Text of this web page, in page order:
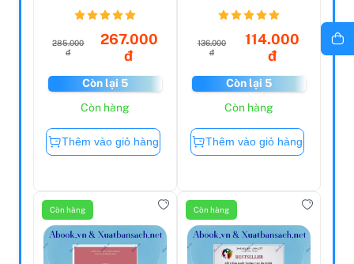
285.000
đ
267.000
đ
Còn lại 5
Còn hàng
Thêm vào giỏ hàng
Inter...
136.000
đ
114.000
đ
Còn lại 5
Còn hàng
Thêm vào giỏ hàng
Còn hàng Còn hàng